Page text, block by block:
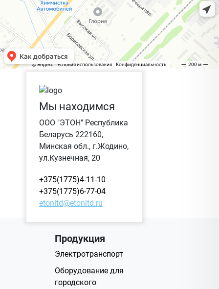
Мы находимся
ООО "ЭТОН" Республика
Беларусь 222160,
Минская обл., г.Жодино,
ул.Кузнечная, 20
+375(1775)4-11-10
+375(1775)6-77-04
etonltd@etonltd.ru
Продукция
Электротранспорт
Оборудование для
городского